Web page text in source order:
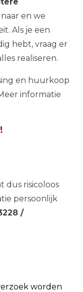
naar en we
Als je een
hebt, vraag er
realiseren.
en huurkoop
informatie
dus risicoloos
persoonlijk
/
worden